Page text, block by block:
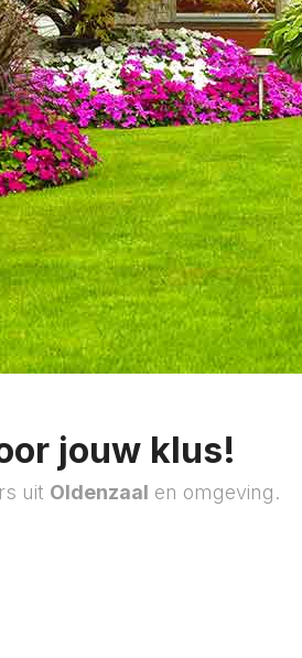
jouw klus!
uit Oldenzaal en omgeving.